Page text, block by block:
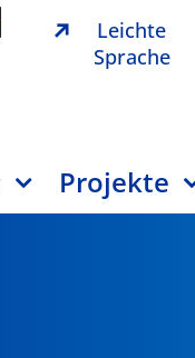
Leichte
Sprache
Projekte